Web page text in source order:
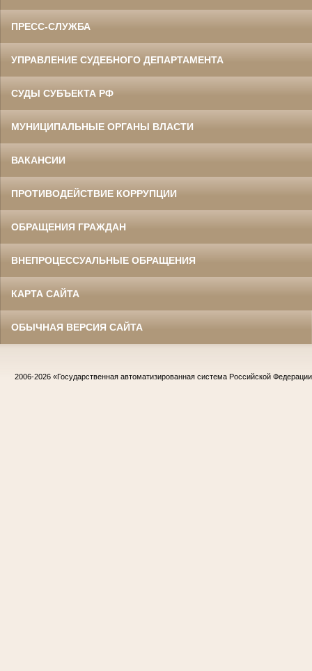
ПРЕСС-СЛУЖБА
УПРАВЛЕНИЕ СУДЕБНОГО ДЕПАРТАМЕНТА
СУДЫ СУБЪЕКТА РФ
МУНИЦИПАЛЬНЫЕ ОРГАНЫ ВЛАСТИ
ВАКАНСИИ
ПРОТИВОДЕЙСТВИЕ КОРРУПЦИИ
ОБРАЩЕНИЯ ГРАЖДАН
ВНЕПРОЦЕССУАЛЬНЫЕ ОБРАЩЕНИЯ
КАРТА САЙТА
ОБЫЧНАЯ ВЕРСИЯ САЙТА
2006-2026 «Государственная автоматизированная система Российской